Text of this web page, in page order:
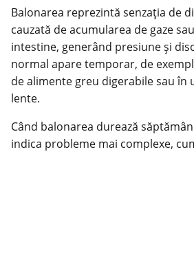
Balonarea reprezintă senzaţia de
cauzată de acumularea de gaze
intestine, generând presiune și
normal apare temporar, de
de alimente greu digerabile sau în
lente.
Când balonarea durează
indica probleme mai complexe,